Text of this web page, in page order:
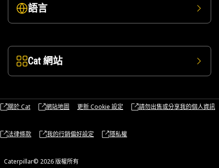
語言
Cat 網站
關於 Cat 網站地圖 更新 Cookie 設定 請勿出售或分享我的個人資訊
法律條款 我的行銷偏好設定 隱私權
Caterpillar© 2026 版權所有